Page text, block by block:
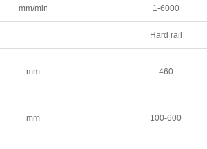
mm/min 1-6000
Hard rail
mm 460
mm 100-600